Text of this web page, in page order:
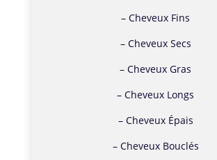
–Cheveux Fins
– Cheveux Secs
–Cheveux Gras
–Cheveux Longs
– Cheveux Épais
– Cheveux Bouclés